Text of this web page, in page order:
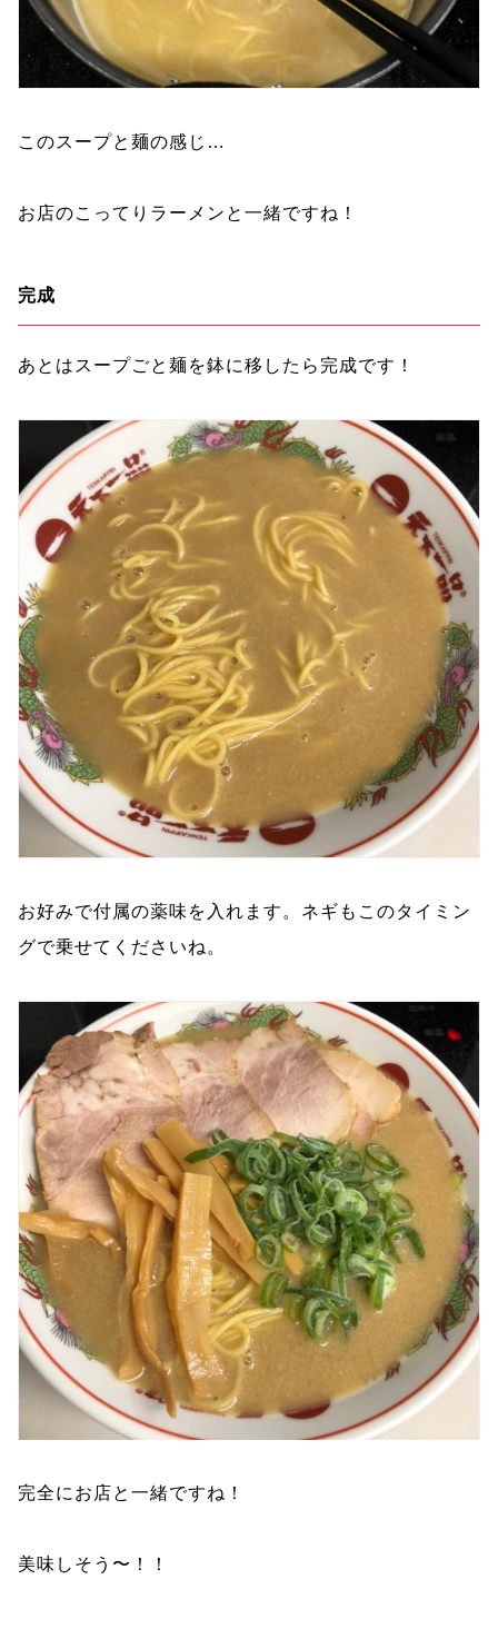
このスープと麺の感じ…
お店のこってりラーメンと一緒ですね！
完成
あとはスープごと麺を鉢に移したら完成です！
お好みで付属の薬味を入れます。ネギもこのタイミン
グで乗せてくださいね。
完全にお店と一緒ですね！
美味しそう〜！！